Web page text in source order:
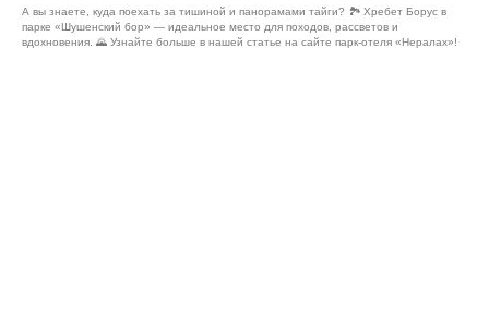
А вы знаете, куда поехать за тишиной и панорамами тайги? 🏞 Хребет Борус в
парке «Шушенский бор» — идеальное место для походов, рассветов и
вдохновения. 🌄 Узнайте больше в нашей статье на сайте парк-отеля «Нералах»!